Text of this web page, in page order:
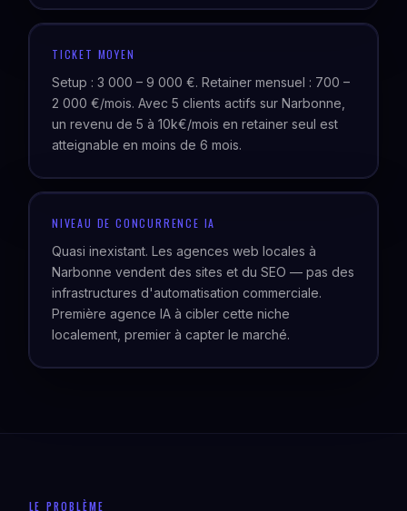
TICKET MOYEN
Setup : 3 000 – 9 000 €. Retainer mensuel : 700 –
2 000 €/mois. Avec 5 clients actifs sur Narbonne,
un revenu de 5 à 10k€/mois en retainer seul est
atteignable en moins de 6 mois.
NIVEAU DE CONCURRENCE IA
Quasi inexistant. Les agences web locales à
Narbonne vendent des sites et du SEO — pas des
infrastructures d'automatisation commerciale.
Première agence IA à cibler cette niche
localement, premier à capter le marché.
LE PROBLÈME